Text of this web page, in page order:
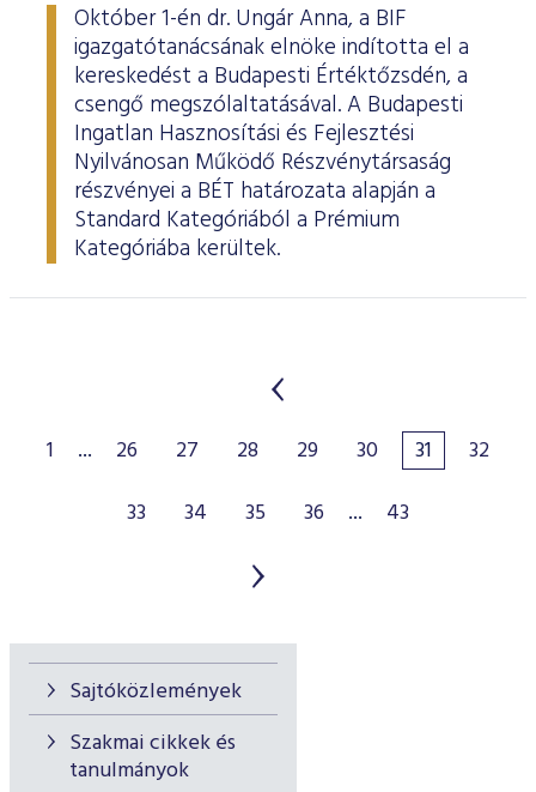
Sajtóközlemények
Szakmai cikkek és
tanulmányok
Október 1-én dr. Ungár Anna, a BIF
igazgatótanácsának elnöke indította el a
kereskedést a Budapesti Értéktőzsdén, a
csengő megszólaltatásával. A Budapesti
Ingatlan Hasznosítási és Fejlesztési
Nyilvánosan Működő Részvénytársaság
részvényei a BÉT határozata alapján a
Standard Kategóriából a Prémium
Kategóriába kerültek.
1 ... 26 27 28 29 30 31
32
33
34 35 36 ... 43